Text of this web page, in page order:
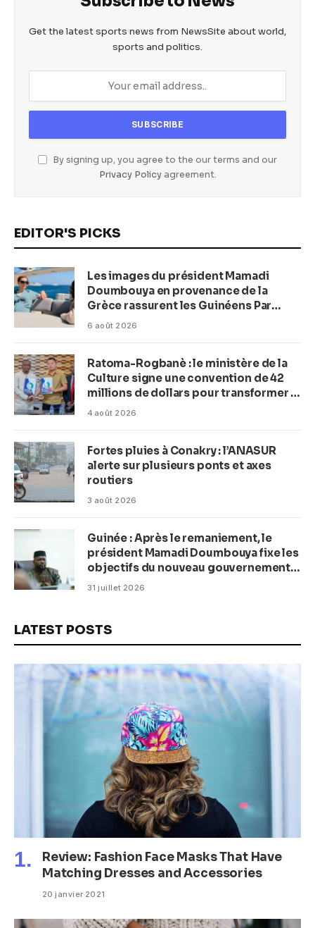
Get the latest sports news from NewsSite about world,
sports and politics.
By signing up, you agree to the our terms and our
Privacy Policyagreement.
EDITOR'S PICKS
Les images du président Mamadi
Doumbouya en provenance de la
Grèce rassurent les Guinéens Par
(Macka Baldé)
6 août 2026
Ratoma-Rogbanè : le ministère de la
Culture signe une convention de 42
millions de dollars pour transformer la
plage en complexe balnéaire
4 août 2026
Fortes pluies à Conakry : l’ANASUR
alerte sur plusieurs ponts et axes
routiers
3 août 2026
Guinée : Après le remaniement, le
président Mamadi Doumbouya fixe les
objectifs du nouveau gouvernement
(CM)
31 juillet 2026
LATEST POSTS
Review: Fashion Face Masks That Have
Matching Dresses and Accessories
20 janvier 2021